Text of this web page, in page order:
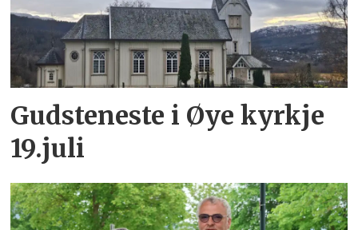
Gudsteneste i Øye kyrkje
19.juli